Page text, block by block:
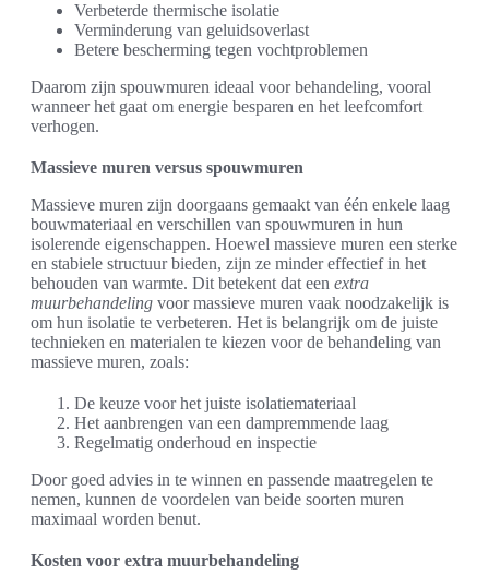
Verbeterde thermische isolatie
Verminderung van geluidsoverlast
Betere bescherming tegen vochtproblemen
Daarom zijn spouwmuren ideaal voor behandeling, vooral
wanneer het gaat om energie besparen en het leefcomfort
verhogen.
Massieve muren versus spouwmuren
Massieve muren zijn doorgaans gemaakt van één enkele laag
bouwmateriaal en verschillen van spouwmuren in hun
isolerende eigenschappen. Hoewel massieve muren een sterke
en stabiele structuur bieden, zijn ze minder effectief in het
behouden van warmte. Dit betekent dat een extra
muurbehandeling voor massieve muren vaak noodzakelijk is
om hun isolatie te verbeteren. Het is belangrijk om de juiste
technieken en materialen te kiezen voor de behandeling van
massieve muren, zoals:
De keuze voor het juiste isolatiemateriaal
Het aanbrengen van een dampremmende laag
Regelmatig onderhoud en inspectie
Door goed advies in te winnen en passende maatregelen te
nemen, kunnen de voordelen van beide soorten muren
maximaal worden benut.
Kosten voor extra muurbehandeling